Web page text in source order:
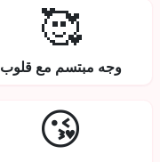
🥰
وجه مبتسم مع قلوب
😘